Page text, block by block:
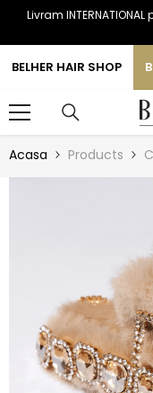
SARI LA CONTINUT
Livram
BELHER HAIR SHOP
Acasa Products